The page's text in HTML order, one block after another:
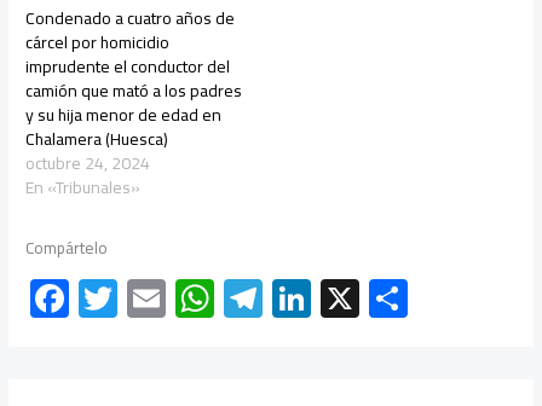
Condenado a cuatro años de
cárcel por homicidio
imprudente el conductor del
camión que mató a los padres
y su hija menor de edad en
Chalamera (Huesca)
octubre 24, 2024
En «Tribunales»
Compártelo
F
ac
T
wi
E
m
W
h
Te
le
Li
nk
X